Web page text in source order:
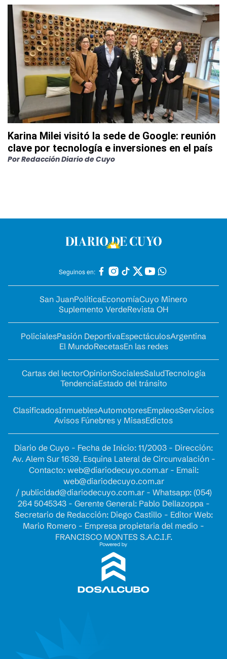
Karina Milei visitó la sede de Google: reunión
clave por tecnología e inversiones en el país
PorRedacción Diario de Cuyo
Seguinos en:
San JuanPolíticaEconomíaCuyo Minero
Suplemento VerdeRevista OH
PolicialesPasión DeportivaEspectáculosArgentina
El MundoRecetasEn las redes
Cartas del lectorOpinionSocialesSaludTecnología
TendenciaEstado del tránsito
ClasificadosInmueblesAutomotoresEmpleosServicios
Avisos Fúnebres y MisasEdictos
Diario de Cuyo - Fecha de Inicio: 11/2003 - Dirección:
Av. Alem Sur 1639. Esquina Lateral de Circunvalación -
Contacto: web@diariodecuyo.com.ar- Email:
web@diariodecuyo.com.ar
/ publicidad@diariodecuyo.com.ar- Whatsapp: (054)
264 5045343 - Gerente General: Pablo Dellazoppa -
Secretario de Redacción: Diego Castillo - Editor Web:
Mario Romero - Empresa propietaria del medio -
FRANCISCO MONTES S.A.C.I.F.